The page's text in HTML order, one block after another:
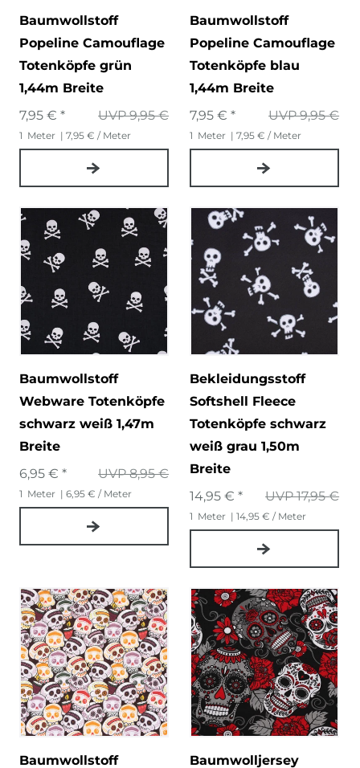
Baumwollstoff
Popeline Camouflage
Totenköpfe grün
1,44m Breite
UVP 9,95 €
7,95 € *
1 Meter | 7,95 € / Meter
Baumwollstoff
Popeline Camouflage
Totenköpfe blau
1,44m Breite
UVP 9,95 €
7,95 € *
1 Meter | 7,95 € / Meter
Baumwollstoff
Webware Totenköpfe
schwarz weiß 1,47m
Breite
UVP 8,95 €
6,95 € *
1 Meter | 6,95 € / Meter
Bekleidungsstoff
Softshell Fleece
Totenköpfe schwarz
weiß grau 1,50m
Breite
UVP 17,95 €
14,95 € *
1 Meter | 14,95 € / Meter
Baumwollstoff Baumwolljersey